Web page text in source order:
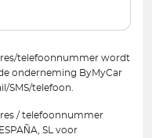
telefoonnummer wordt
onderneming ByMyCar
SMS/telefoon.
/ telefoonnummer
SL voor